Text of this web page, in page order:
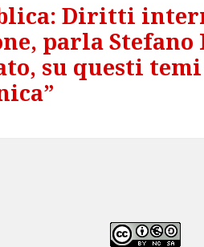
Diritti
parla Stefano
su questi